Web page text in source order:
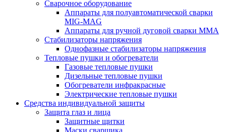
Сварочное оборудование
Аппараты для полуавтоматической сварки
MIG-MAG
Аппараты для ручной дуговой сварки MMA
Стабилизаторы напряжения
Однофазные стабилизаторы напряжения
Тепловые пушки и обогреватели
Газовые тепловые пушки
Дизельные тепловые пушки
Обогреватели инфракрасные
Электрические тепловые пушки
Средства индивидуальной защиты
Защита глаз и лица
Защитные щитки
Маски сварщика